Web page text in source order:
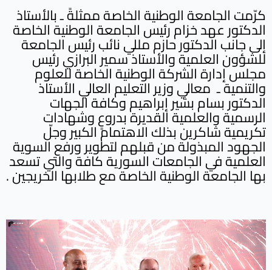
كرّمت الجامعة الوطنية الخاصة ممثلةً ـ بالأستاذ
الدكتور عهد خزام رئيس الجامعة الوطنية الخاصة
إلى جانب الدكتور حازم مللي نائب رئيس الجامعة
للشؤون العلمية والأستاذ سمير البرازي رئيس
مجلس إدارة الشركة الوطنية الخاصة للعلوم
والتنمية ـ معالي وزير التعليم العالي الأستاذ
الدكتور بسام بشير إبراهيم وكافة الجهات
الرسمية والعلمية القديرة بدروعٍ وشهادات
تكريمية شاكرين بذلك الاهتمام الكبير وجلّ
الجهود المبذولة من قبلهم لتطوير ورفع السوية
العلمية في الجامعات السورية كافة والتي تسعد
بها الجامعة الوطنية الخاصة مع طلابها الخريجين .